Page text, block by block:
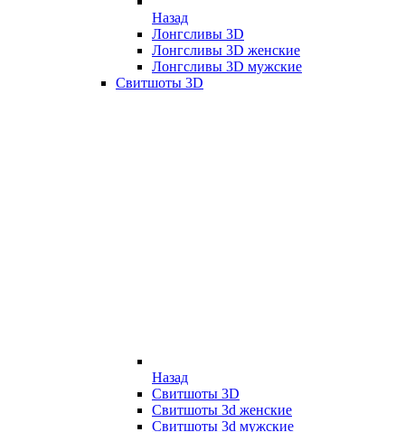
Назад
Лонгсливы 3D
Лонгсливы 3D женские
Лонгсливы 3D мужские
Свитшоты 3D
Назад
Свитшоты 3D
Свитшоты 3d женские
Свитшоты 3d мужские